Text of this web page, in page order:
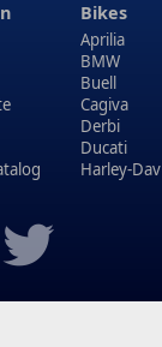
Bikes
Aprilia
BMW
Buell
Cagiva
Derbi
Ducati
Harley-